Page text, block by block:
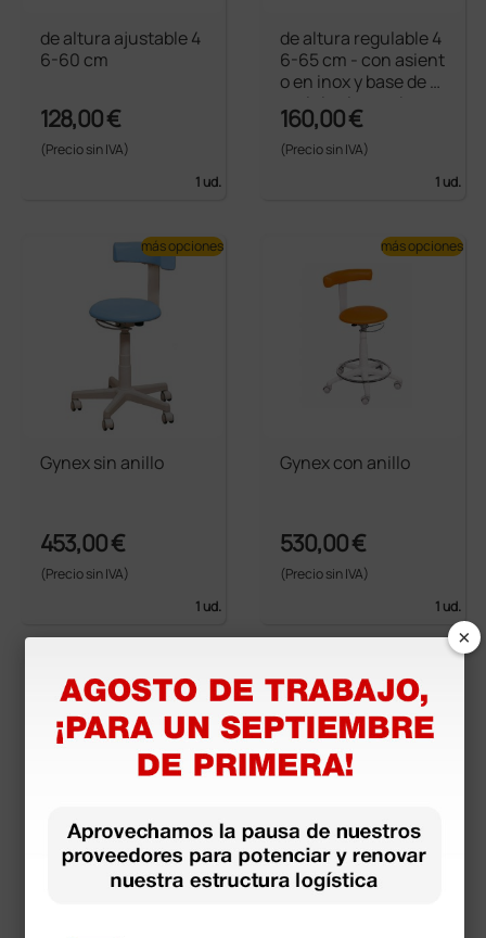
de altura ajustable 4
6-60 cm
128,00 €
(Precio sin IVA)
1 ud.
de altura regulable 4
6-65 cm - con asient
o en inox y base de al
uminio sin ruedas
160,00 €
(Precio sin IVA)
1 ud.
Gynex sin anillo
453,00 €
(Precio sin IVA)
1 ud.
más opciones
Gynex con anillo
530,00 €
(Precio sin IVA)
1 ud.
más opciones
línea Miguel - altura
×